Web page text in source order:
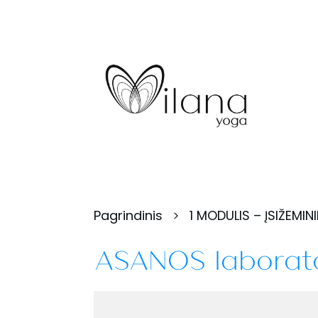
Pagrindinis 1 MODULIS –
ASANOS